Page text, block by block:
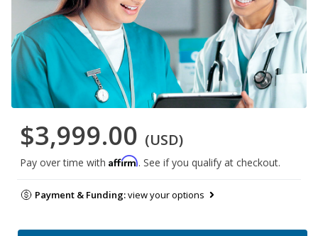
$3,999.00 (USD)
Pay over time with Affirm. See if you qualify at checkout.
Payment & Funding:view your options